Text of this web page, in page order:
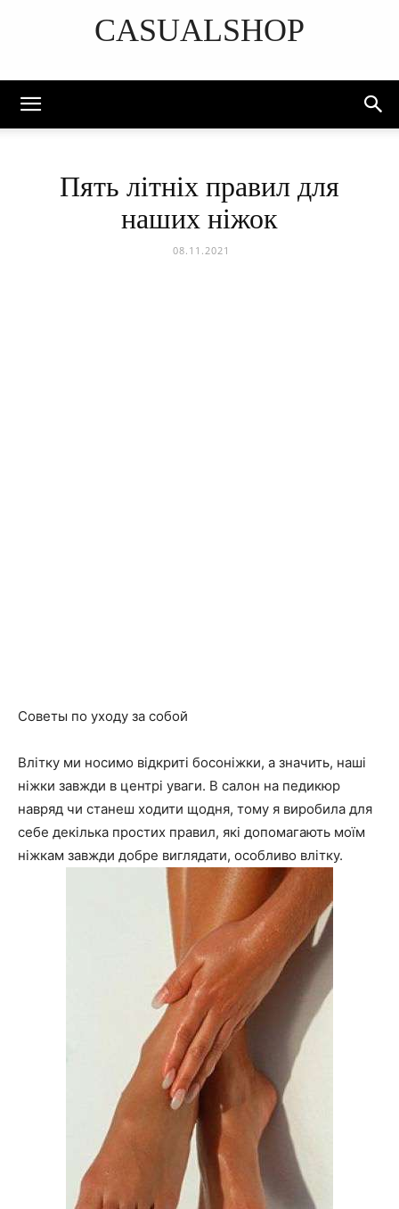
CASUALSHOP
Пять літніх правил для
наших ніжок
08.11.2021
Советы по уходу за собой
Влітку ми носимо відкриті босоніжки, а значить, наші
ніжки завжди в центрі уваги. В салон на педикюр
навряд чи станеш ходити щодня, тому я виробила для
себе декілька простих правил, які допомагають моїм
ніжкам завжди добре виглядати, особливо влітку.